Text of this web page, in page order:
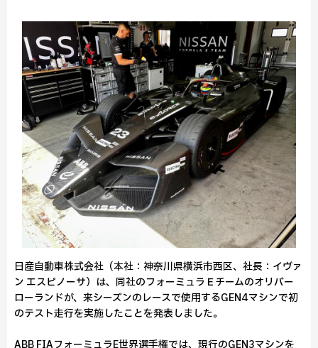
日産自動車株式会社（本社：神奈川県横浜市西区、社長：イヴァ
ン エスピノーサ）は、同社のフォーミュラＥチームのオリバー
ローランドが、来シーズンのレースで使用するGEN4マシンで初
のテスト走行を実施したことを発表しました。
ABB FIAフォーミュラE世界選手権では、現行のGEN3マシンを